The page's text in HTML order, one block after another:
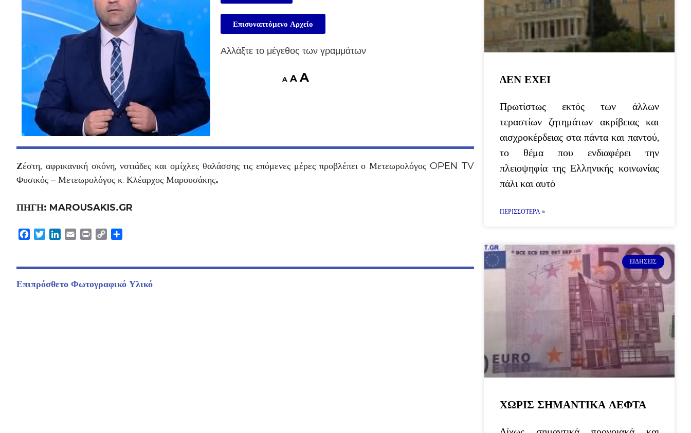
Επισυναπτόμενο Αρχείο
Αλλάξτε το μέγεθος των γραμμάτων
A A A
Ζέστη, αφρικανική σκόνη, νοτιάδες και ομίχλες θαλάσσης τις επόμενες μέρες προβλέπει ο Μετεωρολόγος OPEN TV
Φυσικός – Μετεωρολόγος κ. Κλέαρχος Μαρουσάκης.
ΠΗΓΗ: MAROUSAKIS.GR
Facebook
TwitterLinkedIn
EmailPrint Copy
Επιπρόσθετο Φωτογραφικό Υλικό
ΔΕΝ ΕΧΕΙ
Πρωτίστως εκτός των άλλων
τεραστίων ζητημάτων ακρίβειας και
αισχροκέρδειας στα πάντα και παντού,
το θέμα που ενδιαφέρει την
πλειοψηφία της Ελληνικής κοινωνίας
πάλι και αυτό
ΠΕΡΙΣΣΌΤΕΡΑ »
ΕΙΔΉΣΕΙΣ
ΧΩΡΙΣ ΣΗΜΑΝΤΙΚΑ ΛΕΦΤΑ